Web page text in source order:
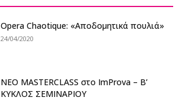
Opera Chaotique: «Αποδομητικά πουλιά»
24/04/2020
ΝΕΟ MASTERCLASS στο ImProva – Β’
ΚΥΚΛΟΣ ΣΕΜΙΝΑΡΙΟΥ